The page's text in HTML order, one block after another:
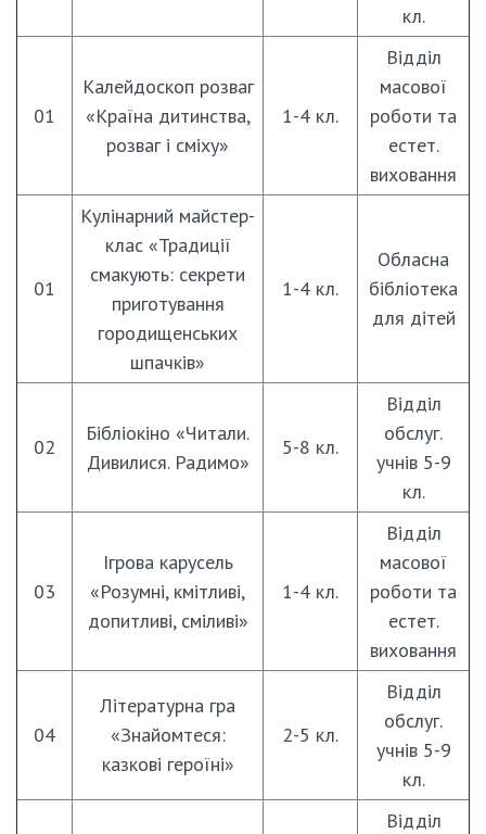
кл.
01
Калейдоскоп розваг
«Країна дитинства,
розваг і сміху»
1-4 кл.
Відділ
масової
роботи та
естет.
виховання
01
Кулінарний майстер-
клас «Традиції
смакують: секрети
приготування
городищенських
шпачків»
1-4 кл.
Обласна
бібліотека
для дітей
02
Бібліокіно «Читали.
Дивилися. Радимо»
5-8 кл.
Відділ
обслуг.
учнів 5-9
кл.
03
Ігрова карусель
«Розумні, кмітливі,
допитливі, сміливі»
1-4 кл.
Відділ
масової
роботи та
естет.
виховання
04
Літературна гра
«Знайомтеся:
казкові героїні»
2-5 кл.
Відділ
обслуг.
учнів 5-9
кл.
Відділ